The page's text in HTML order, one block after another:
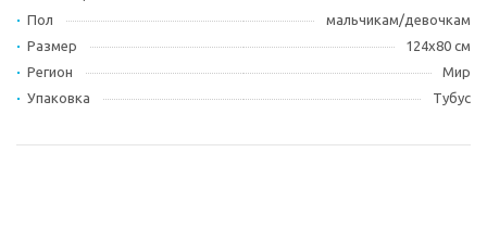
Пол
мальчикам/девочкам
Размер
124х80 см
Регион
Мир
Упаковка
Тубус